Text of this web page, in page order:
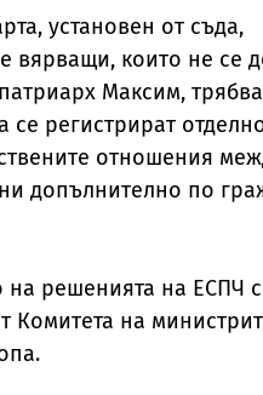
установен от съда,
вярващи, които не се
Максим,
се регистрират
отношения
допълнително по
на решенията на ЕСПЧ
Комитета на